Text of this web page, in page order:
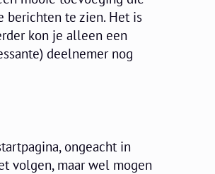
berichten te zien. Het is
kon je alleen een
deelnemer nog
ongeacht in
volgen, maar wel mogen